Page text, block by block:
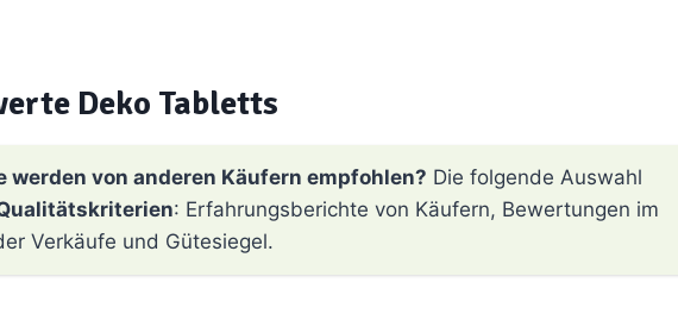
Deko Tabletts
werden von anderen Käufern empfohlen? Die folgende Auswahl
: Erfahrungsberichte von Käufern, Bewertungen im
Verkäufe und Gütesiegel.